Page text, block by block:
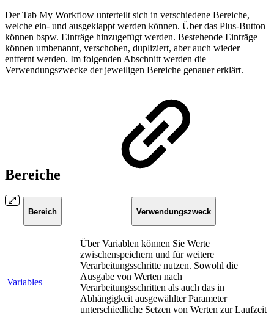
Der Tab My Workflow unterteilt sich in verschiedene Bereiche,
welche ein- und ausgeklappt werden können. Über das Plus-Button
können bspw. Einträge hinzugefügt werden. Bestehende Einträge
können umbenannt, verschoben, dupliziert, aber auch wieder
entfernt werden. Im folgenden Abschnitt werden die
Verwendungszwecke der jeweiligen Bereiche genauer erklärt.
Bereiche
Bereich Verwendungszweck
Variables
Über Variablen können Sie Werte
zwischenspeichern und für weitere
Verarbeitungsschritte nutzen. Sowohl die
Ausgabe von Werten nach
Verarbeitungsschritten als auch das in
Abhängigkeit ausgewählter Parameter
unterschiedliche Setzen von Werten zur Laufzeit